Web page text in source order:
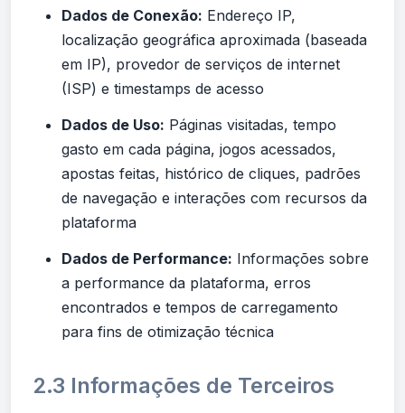
Dados de Conexão: Endereço IP,
localização geográfica aproximada (baseada
em IP), provedor de serviços de internet
(ISP) e timestamps de acesso
Dados de Uso: Páginas visitadas, tempo
gasto em cada página, jogos acessados,
apostas feitas, histórico de cliques, padrões
de navegação e interações com recursos da
plataforma
Dados de Performance: Informações sobre
a performance da plataforma, erros
encontrados e tempos de carregamento
para fins de otimização técnica
2.3 Informações de Terceiros